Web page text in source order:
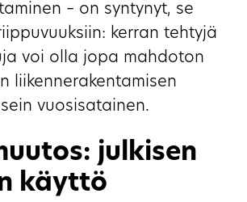
– on syntynyt, se
kerran tehtyjä
voi olla jopa mahdoton
liikennerakentamisen
vuosisatainen.
julkisen
käyttö